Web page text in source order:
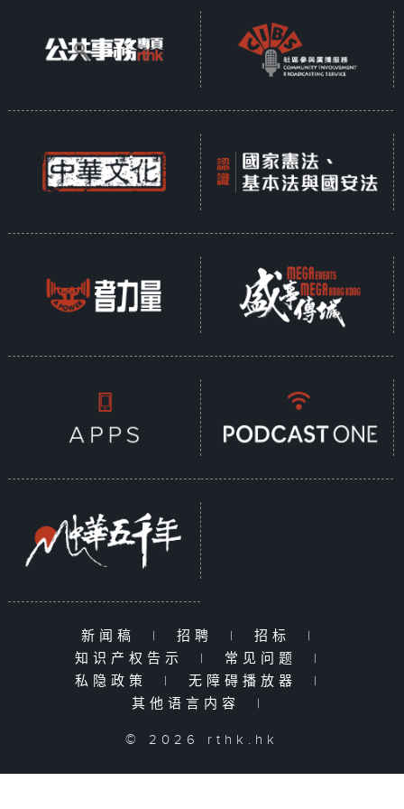
新闻稿 | 招聘 | 招标
|
知识产权告示
| 常见问题
|
私隐政策
| 无障碍播放器
|
其他语言内容
|
© 2026 rthk.hk